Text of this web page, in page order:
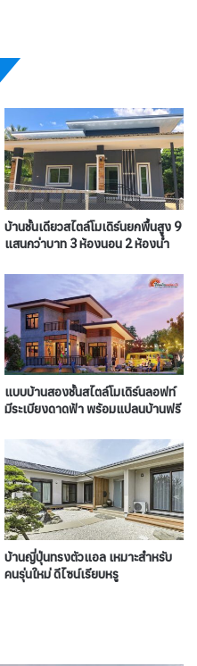
บ้านชั้นเดียวสไตล์โมเดิร์นยกพื้นสูง 9
แสนกว่าบาท 3 ห้องนอน 2 ห้องน้ำ
แบบบ้านสองชั้นสไตล์โมเดิร์นลอฟท์
มีระเบียงดาดฟ้า พร้อมแปลนบ้านฟรี
บ้านญี่ปุ่นทรงตัวแอล เหมาะสำหรับ
คนรุ่นใหม่ ดีไซน์เรียบหรู